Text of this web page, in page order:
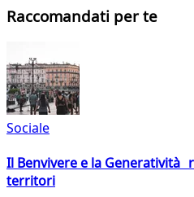
Raccomandati per te
Sociale
Il Benvivere e la Generatività
territori